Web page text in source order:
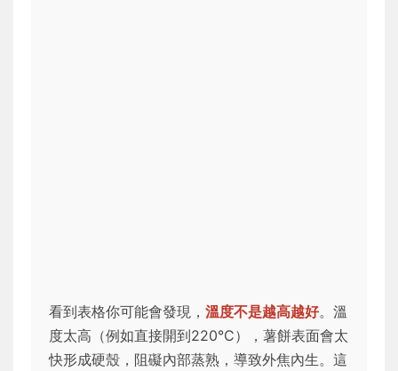
看到表格你可能會發現， 溫度不是越高越好。溫
度太高（例如直接開到220°C），薯餅表面會太
快形成硬殼，阻礙內部蒸熟，導致外焦內生。這